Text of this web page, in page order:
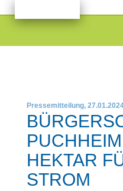
Pressemitteilung,
HEKTAR
STROM